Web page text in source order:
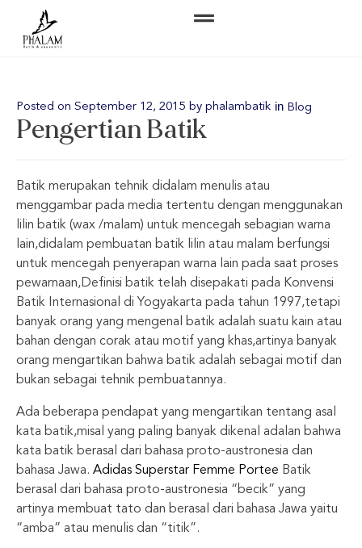
Posted on September 12, 2015 by phalambatik in Blog
Pengertian Batik
Batik merupakan tehnik didalam menulis atau
menggambar pada media tertentu dengan menggunakan
lilin batik (wax /malam) untuk mencegah sebagian warna
lain,didalam pembuatan batik lilin atau malam berfungsi
untuk mencegah penyerapan warna lain pada saat proses
pewarnaan,Definisi batik telah disepakati pada Konvensi
Batik Internasional di Yogyakarta pada tahun 1997,tetapi
banyak orang yang mengenal batik adalah suatu kain atau
bahan dengan corak atau motif yang khas,artinya banyak
orang mengartikan bahwa batik adalah sebagai motif dan
bukan sebagai tehnik pembuatannya.
Ada beberapa pendapat yang mengartikan tentang asal
kata batik,misal yang paling banyak dikenal adalan bahwa
kata batik berasal dari bahasa proto-austronesia dan
bahasa Jawa. Adidas Superstar Femme Portee Batik
berasal dari bahasa proto-austronesia “becik” yang
artinya membuat tato dan berasal dari bahasa Jawa yaitu
“amba” atau menulis dan “titik”.